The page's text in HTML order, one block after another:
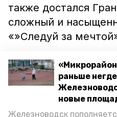
раньше
новые
Железноводск
также достался
сложный и
«»Следуй за
Не так давно две
Железноводска